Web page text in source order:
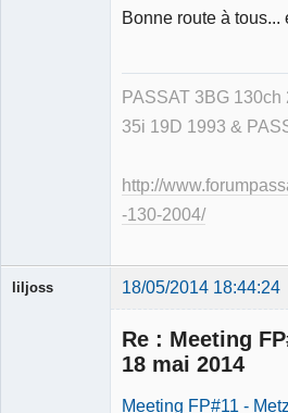
Bonne route à tous...
PASSAT 3BG
35i 19D 1993 &
http://
-130-2004/
liljoss 18/05/2014 18:44:24
Re : Meeting
18 mai 2014
Meeting FP#11 -